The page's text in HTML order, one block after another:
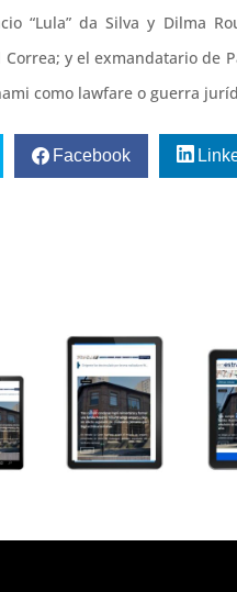
“Lula” da Silva y Dilma
Correa; y el exmandatario de
como lawfare o guerra
Facebook